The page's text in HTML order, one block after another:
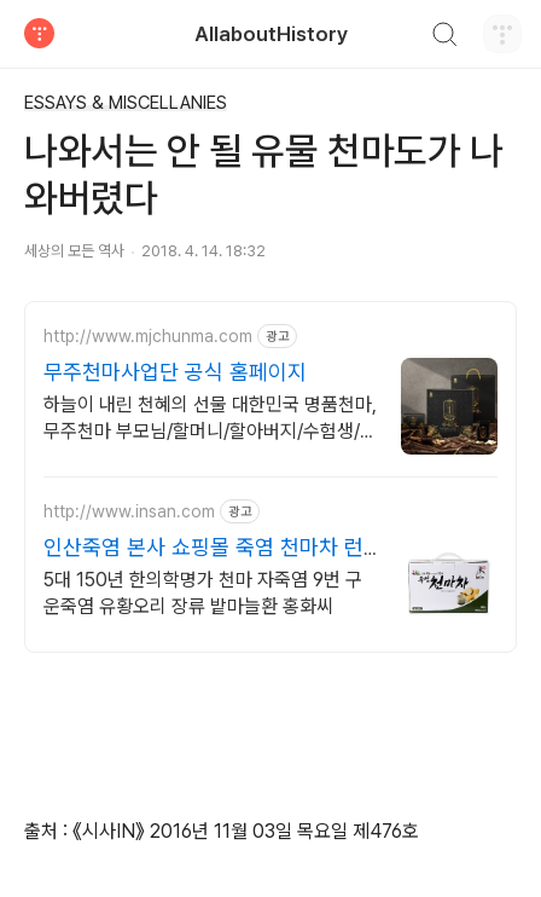
AllaboutHistory
ESSAYS & MISCELLANIES
나와서는 안 될 유물 천마도가 나
와버렸다
세상의 모든 역사 2018. 4. 14. 18:32
http://www.mjchunma.com 광고
무주천마사업단 공식 홈페이지
하늘이 내린 천혜의 선물 대한민국 명품천마,
무주천마 부모님/할머니/할아버지/수험생/설
http://www.insan.com 광고
인산죽염 본사 쇼핑몰 죽염 천마차 런
칭 EVENT
5대 150년 한의학명가 천마 자죽염 9번 구
운죽염 유황오리 장류 밭마늘환 홍화씨
출처 : 《시사IN》 2016년 11월 03일 목요일 제476호